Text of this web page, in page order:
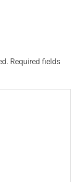
Required fields